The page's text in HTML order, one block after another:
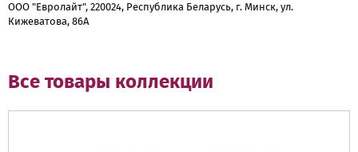
ООО "Евролайт", 220024, Республика Беларусь, г. Минск, ул.
Кижеватова, 86А
Все товары коллекции